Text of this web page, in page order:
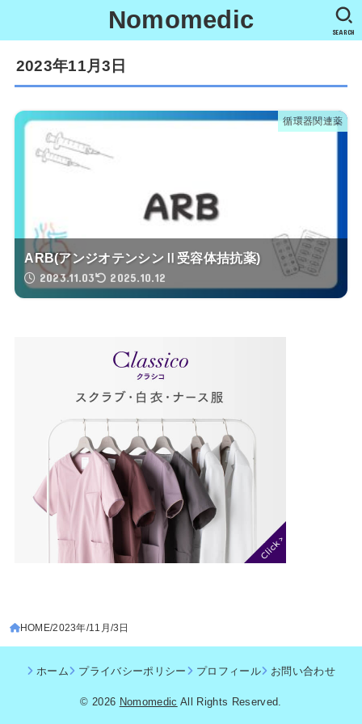
Nomomedic SEARCH
2023年11月3日
循環器関連薬
ARB(アンジオテンシンⅡ受容体拮抗薬)
2023.11.03
2025.10.12
HOME 2023年 11月 3日
ホーム プライバシーポリシー プロフィール お問い合わせ
© 2026 Nomomedic All Rights Reserved.